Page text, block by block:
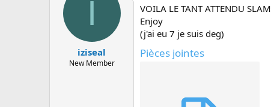
I
iziseal
New Member
VOILA LE TANT ATTENDU
Enjoy
(j'ai eu 7 je suis deg)
Pièces jointes